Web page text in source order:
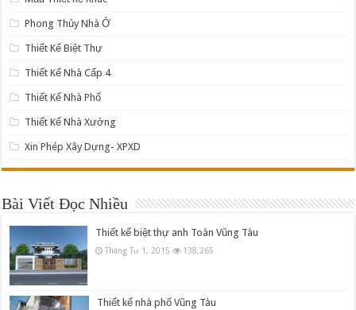
Phong Thủy Nhà Ở
Thiết Kế Biệt Thự
Thiết Kế Nhà Cấp 4
Thiết Kế Nhà Phố
Thiết Kế Nhà Xưởng
Xin Phép Xây Dựng- XPXD
Bài Viết Đọc Nhiều
Thiết kế biệt thự anh Toàn Vũng Tàu
Tháng Tư 1, 2015 138,265
Thiết kế nhà phố Vũng Tàu